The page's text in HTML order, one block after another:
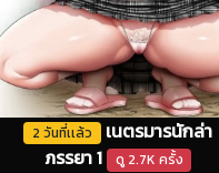
2 วันที่เเล้ว เนตรมารนักล่า
ภรรยา 1
ดู 2.7K ครั้ง